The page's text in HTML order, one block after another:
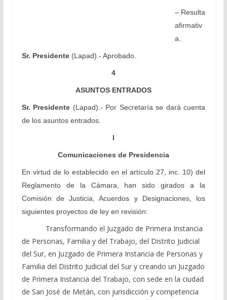
– Resulta
afirmativ
a.
Sr. Presidente(Lapad).- Aprobado.
4
ASUNTOS ENTRADOS
Sr. Presidente (Lapad).- Por Secretaría se dará cuenta
de los asuntos entrados.
I
Comunicaciones de Presidencia
En virtud de lo establecido en el artículo 27, inc. 10) del
Reglamento de la Cámara, han sido girados a la
Comisión de Justicia, Acuerdos y Designaciones, los
siguientes proyectos de ley en revisión:
Transformando el Juzgado de Primera Instancia
de Personas, Familia y del Trabajo, del Distrito Judicial
del Sur, en Juzgado de Primera Instancia de Personas y
Familia del Distrito Judicial del Sur y creando un Juzgado
de Primera Instancia del Trabajo, con sede en la ciudad
de San José de Metán, con jurisdicción y competencia